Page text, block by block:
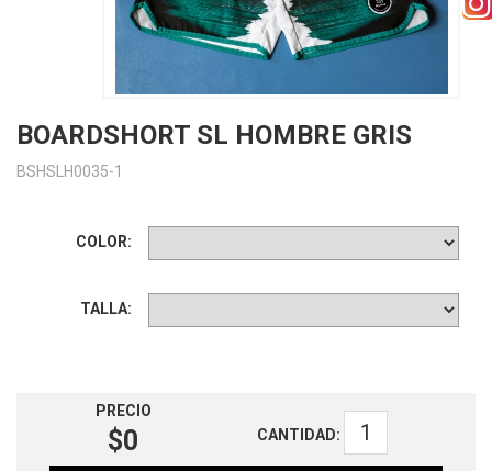
BOARDSHORT SL HOMBRE GRIS
BSHSLH0035-1
COLOR:
TALLA:
PRECIO
$0 CANTIDAD: